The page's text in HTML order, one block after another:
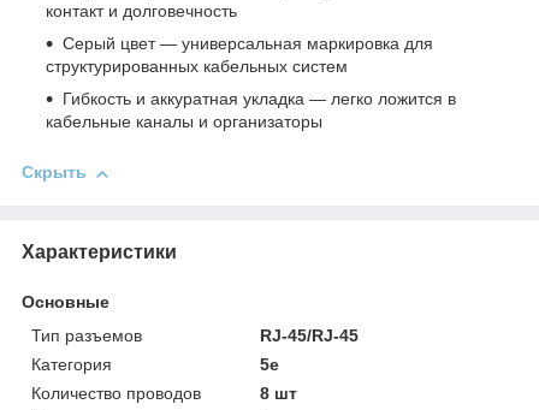
контакт и долговечность
Серый цвет — универсальная маркировка для
структурированных кабельных систем
Гибкость и аккуратная укладка — легко ложится в
кабельные каналы и организаторы
Скрыть
Характеристики
Основные
Тип разъемов
RJ-45/RJ-45
Категория
5e
Количество проводов
8 шт